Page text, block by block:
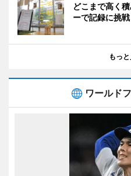
どこまで高く
ーで記録に挑戦
もっ
ワールド